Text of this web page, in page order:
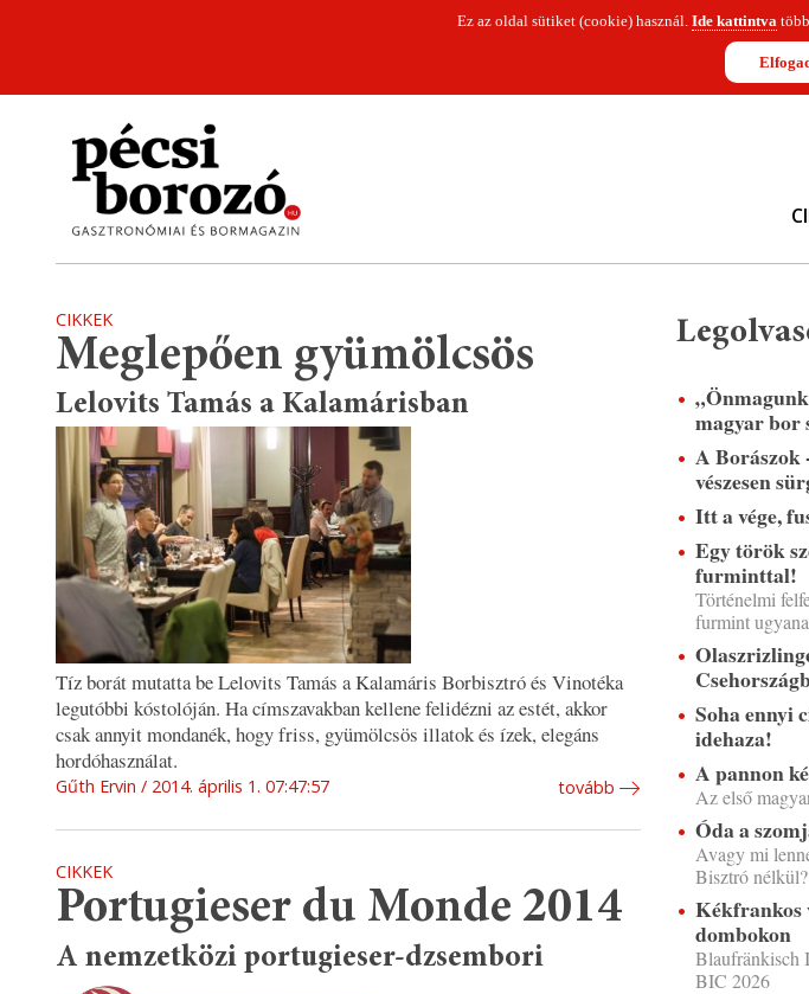
Ez az oldal sütiket (cookie) használ. Ide kattintva
CIKKEK
Meglepően gyümölcsös
Lelovits Tamás a Kalamárisban
Tíz borát mutatta be Lelovits Tamás a Kalamáris Borbisztró és Vinotéka
legutóbbi kóstolóján. Ha címszavakban kellene felidézni az estét, akkor
csak annyit mondanék, hogy friss, gyümölcsös illatok és ízek, elegáns
hordóhasználat.
Gűth Ervin 2014. április 1. 07:47:57 tovább
CIKKEK
Portugieser du Monde 2014
A nemzetközi portugieser-dzsembori
magyar bor
A Borászok
vészesen
Itt a vége,
Egy török
furminttal!
Történelmi
furmint
Soha ennyi
idehaza!
A pannon
Az első
Óda a
Avagy mi
Bisztró nélkül?
Kékfrankos
dombokon
Blaufränkisch
BIC 2026